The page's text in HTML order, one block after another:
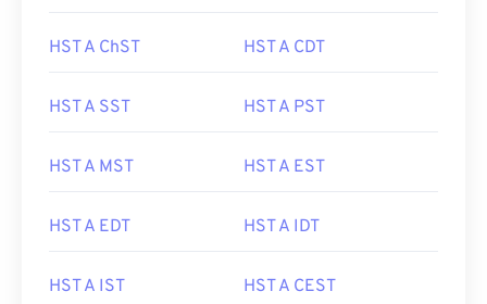
HST A ChST HST A CDT
HST A SST HST A PST
HST A MST HST A EST
HST A EDT HST A IDT
HST A IST HST A CEST